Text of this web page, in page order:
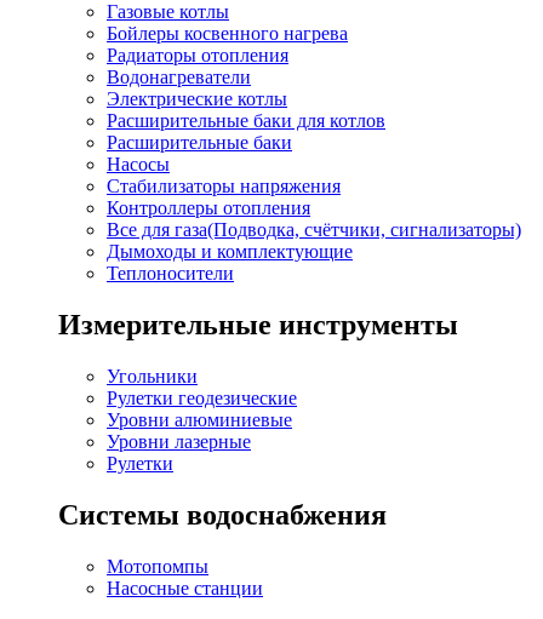
Газовые котлы
Бойлеры косвенного нагрева
Радиаторы отопления
Водонагреватели
Электрические котлы
Расширительные баки для котлов
Расширительные баки
Насосы
Стабилизаторы напряжения
Контроллеры отопления
Все для газа(Подводка, счётчики, сигнализаторы)
Дымоходы и комплектующие
Теплоносители
Измерительные инструменты
Угольники
Рулетки геодезические
Уровни алюминиевые
Уровни лазерные
Рулетки
Системы водоснабжения
Мотопомпы
Насосные станции